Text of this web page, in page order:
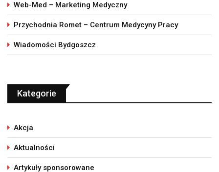
Web-Med – Marketing Medyczny
Przychodnia Romet – Centrum Medycyny Pracy
Wiadomości Bydgoszcz
Kategorie
Akcja
Aktualności
Artykuły sponsorowane